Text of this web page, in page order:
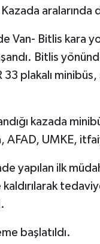
aralarında
Van- Bitlis kara
Bitlis
33 plakalı
kazada
AFAD, UMKE,
yapılan ilk
başlatıldı.